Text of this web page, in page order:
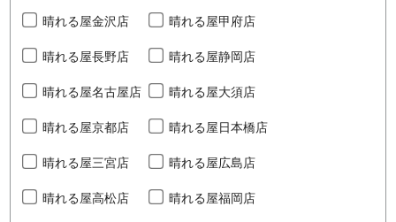
晴れる屋金沢店 晴れる屋甲府店
晴れる屋長野店 晴れる屋静岡店
晴れる屋名古屋店 晴れる屋大須店
晴れる屋京都店 晴れる屋日本橋店
晴れる屋三宮店 晴れる屋広島店
晴れる屋高松店 晴れる屋福岡店